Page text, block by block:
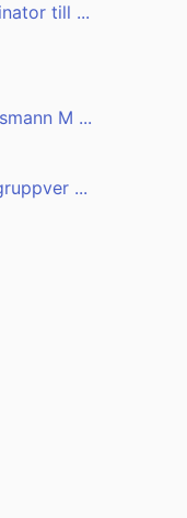
till ...
M ...
...